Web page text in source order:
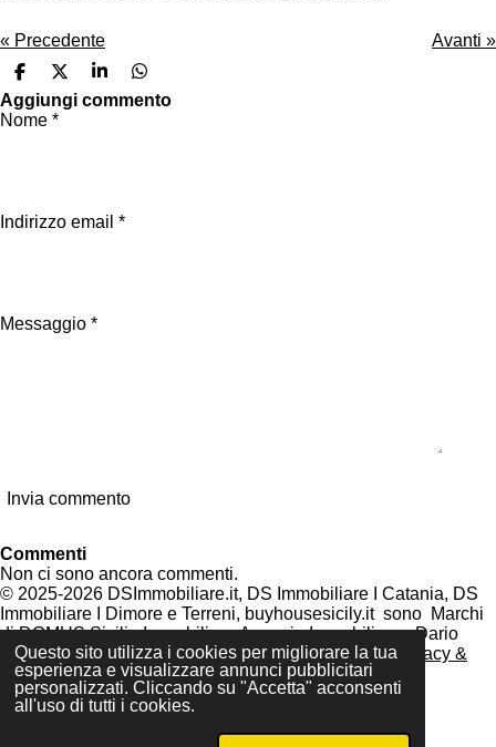
Questo sito utilizza i cookies per migliorare la tua
esperienza e visualizzare annunci pubblicitari
personalizzati. Cliccando su "Accetta" acconsenti
all'uso di tutti i cookies.
« Precedente Avanti »
C
o
n
d
i
C
o
n
i
C
o
i
C
o
Aggiungi commento
Nome *
Indirizzo email *
Messaggio *
Invia commento
Commenti
Non ci sono ancora commenti.
© 2025-2026 DSImmobiliare.it, DS Immobiliare I Catania, DS
Immobiliare I Dimore e Terreni, buyhousesicily.it sono Marchi
di DOMUS Sicilia ImmobiliareAgenzia Immobiliare - Dario
Sciacca - P.IVA: 05907020878 - REA CT455083 -Privacy &
Cookie Policy
Fornito daWebador